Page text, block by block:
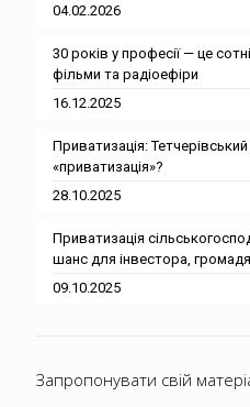
04.02.2026
30 років у професії — це
фільми та радіоефіри
16.12.2025
Приватизація: Тетчерівський
«приватизація»?
28.10.2025
Приватизація
шанс для інвестора,
09.10.2025
Запропонувати свій